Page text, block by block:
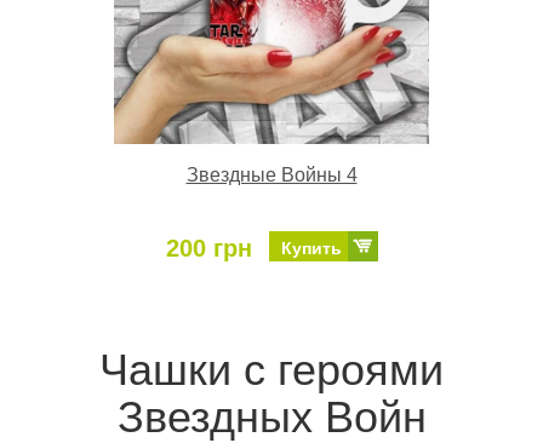
Звездные Войны 4
200 грн Купить
Чашки с героями
Звездных Войн